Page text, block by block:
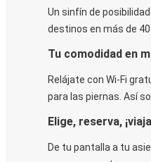
Un sinfín de
destinos en más de 40
Tu comodidad en
Relájate con Wi-Fi
para las piernas. Así
Elige, reserva,
De tu pantalla a tu